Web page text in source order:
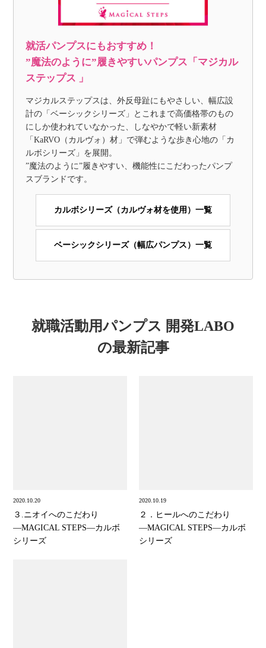
就活パンプスにもおすすめ！
”魔法のように”履きやすいパンプス「マジカル
ステップス 」
マジカルステップスは、外反母趾にもやさしい、幅広設
計の「ベーシックシリーズ」とこれまで高価格帯のもの
にしか使われていなかった、しなやかで軽い新素材
「KaRVO（カルヴォ）材」で弾むような歩き心地の「カ
ルボシリーズ」を展開。
”魔法のように”履きやすい、機能性にこだわったパンプ
スブランドです。
カルボシリーズ（カルヴォ材を使用）一覧
ベーシックシリーズ（幅広パンプス）一覧
就職活動用パンプス 開発LABO
の最新記事
2020.10.20
３.ニオイへのこだわり
―MAGICAL STEPS―カルボ
シリーズ
2020.10.19
２．ヒールへのこだわり
―MAGICAL STEPS―カルボ
シリーズ